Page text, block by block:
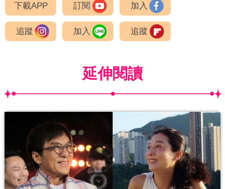
下載APP 訂閱 加入
追蹤 加入 追蹤
延伸閱讀